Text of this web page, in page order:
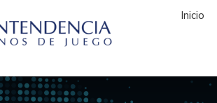
Inicio